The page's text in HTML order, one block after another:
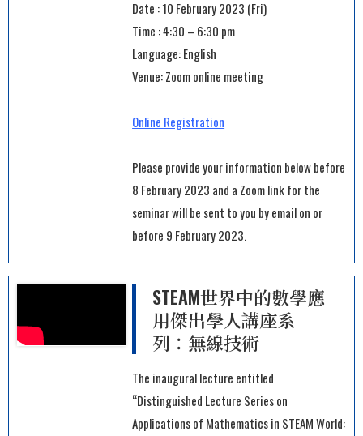
Date : 10 February 2023 (Fri)
Time : 4:30 – 6:30 pm
Language: English
Venue: Zoom online meeting
Online Registration
Please provide your information below before
8 February 2023 and a Zoom link for the
seminar will be sent to you by email on or
before 9 February 2023.
STEAM世界中的數學應
用傑出學人講座系
列：無線技術
The inaugural lecture entitled
“Distinguished Lecture Series on
Applications of Mathematics in STEAM World: